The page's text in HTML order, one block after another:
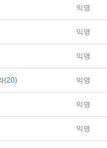
익명
익명
익명
(20) 익명
익명
익명